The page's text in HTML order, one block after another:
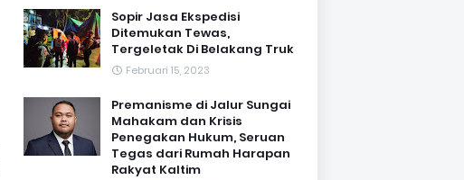
Sopir Jasa Ekspedisi
Ditemukan Tewas,
Tergeletak Di Belakang Truk
Februari 15, 2023
Premanisme di Jalur Sungai
Mahakam dan Krisis
Penegakan Hukum, Seruan
Tegas dari Rumah Harapan
Rakyat Kaltim